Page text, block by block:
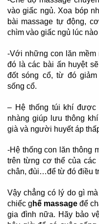
vào giấc ngủ. Xoa bóp
bài massage tự động,
chìm vào giấc ngủ lúc
-Với những con lăn
đó là các bài ấn huyệt
đốt sóng cổ, từ đó
sống cổ.
– Hệ thống túi khí
nhàng giúp lưu thông
già và người huyết áp
-Hệ thống con lăn thông
trên từng cơ thể của các
chân, đùi…để từ đó điều
Vậy chẳng có lý do gì
chiếc g hế massage để
gia đình nữa. Hãy bảo